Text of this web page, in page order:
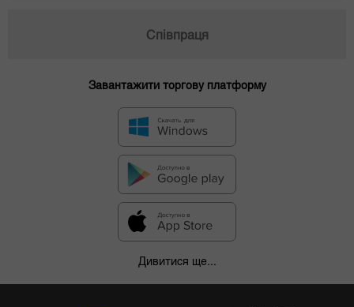
Співпраця
Завантажити торгову платформу
Дивитися ще...